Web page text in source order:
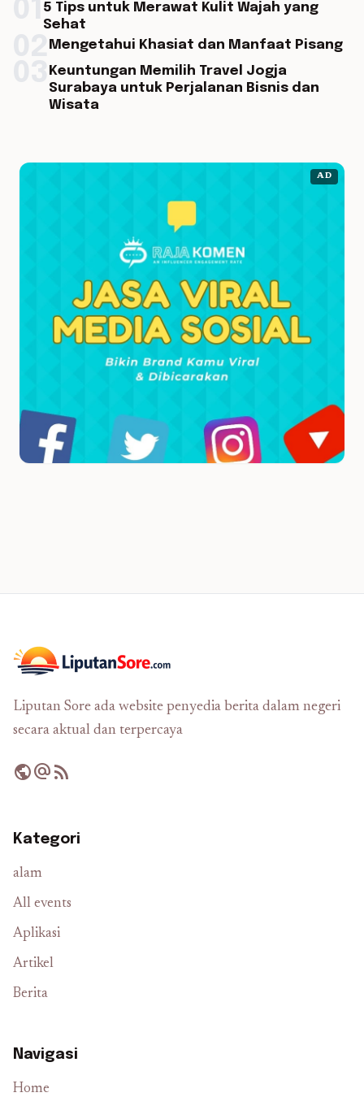
5 Tips untuk Merawat Kulit Wajah yang
Sehat
Mengetahui Khasiat dan Manfaat Pisang
Keuntungan Memilih Travel Jogja
Surabaya untuk Perjalanan Bisnis dan
Wisata
AD
Liputan Sore ada website penyedia berita dalam negeri
secara aktual dan terpercaya
publicalternate_emailrss_feed
Kategori
alam
All events
Aplikasi
Artikel
Berita
Navigasi
Home